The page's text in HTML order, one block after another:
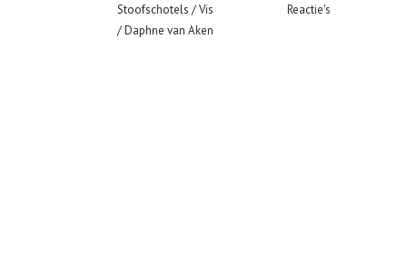
Stoofschotels /Vis
/ Daphne van Aken
Reactie's